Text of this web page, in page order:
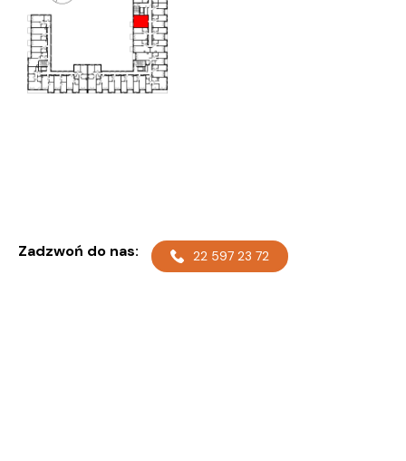
Zadzwoń do nas: 22 597 23 72